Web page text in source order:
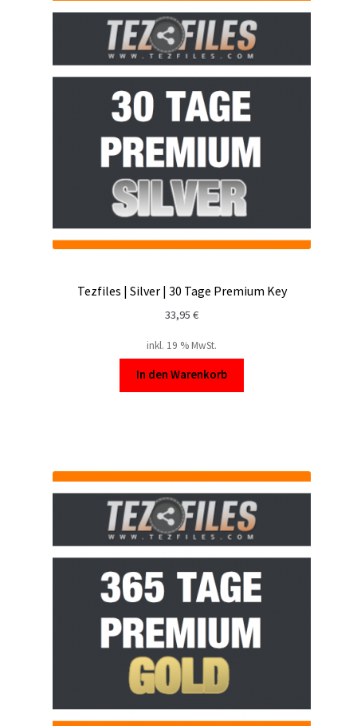
Tezfiles | Silver | 30 Tage Premium Key
33,95 €
inkl. 19 % MwSt.
In den Warenkorb